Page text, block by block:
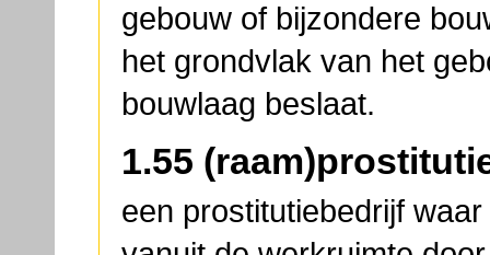
gebouw of bijzondere
het grondvlak van het
bouwlaag beslaat.
1.55
een prostitutiebedrijf